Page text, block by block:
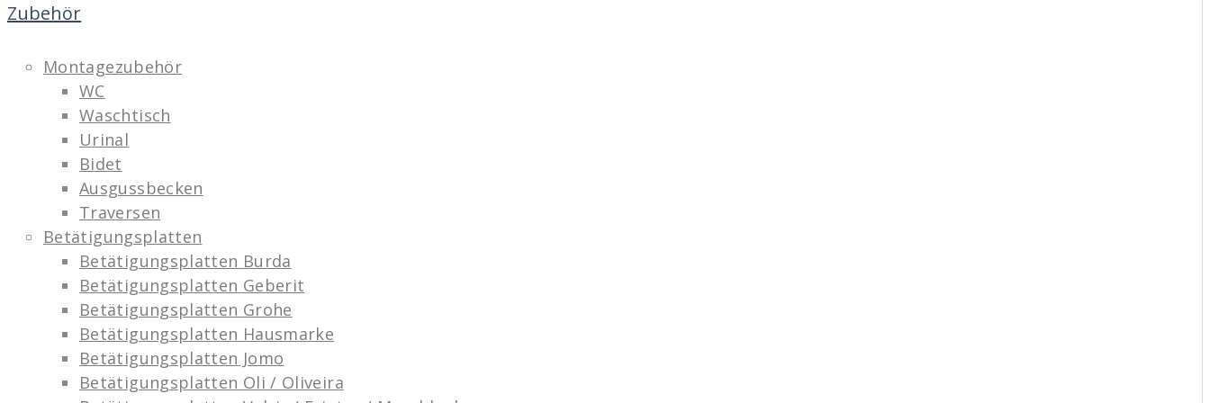
Zubehör
Montagezubehör
WC
Waschtisch
Urinal
Bidet
Ausgussbecken
Traversen
Betätigungsplatten
Betätigungsplatten Burda
Betätigungsplatten Geberit
Betätigungsplatten Grohe
Betätigungsplatten Hausmarke
Betätigungsplatten Jomo
Betätigungsplatten Oli / Oliveira